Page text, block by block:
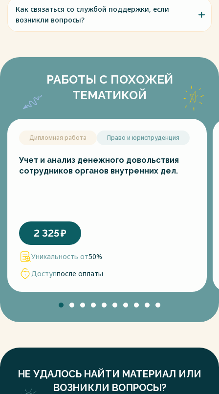
Как связаться со службой поддержки, если
возникли вопросы?
РАБОТЫ С ПОХОЖЕЙ
ТЕМАТИКОЙ
Дипломная работа Право и юриспруденция
Учет и анализ денежного довольствия
сотрудников органов внутренних дел.
2 325₽
Уникальность от50%
Доступпосле оплаты
НЕ УДАЛОСЬ НАЙТИ МАТЕРИАЛ ИЛИ
ВОЗНИКЛИ ВОПРОСЫ?